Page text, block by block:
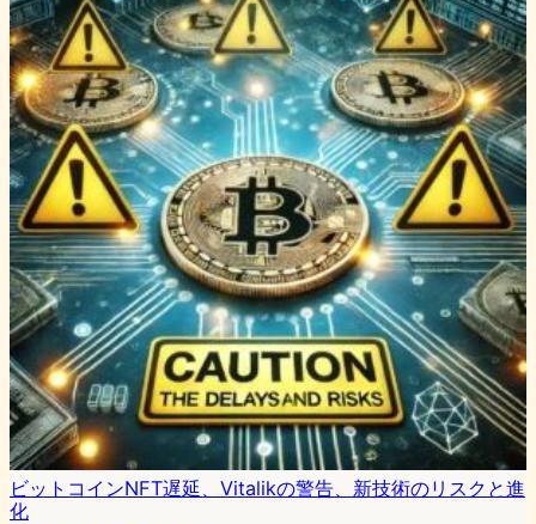
ビットコインNFT遅延、Vitalikの警告、新技術のリスクと進
化